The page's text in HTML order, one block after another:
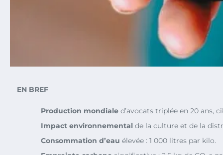
EN BREF
Production mondiale d’avocats triplée en 20 ans,
Impact environnemental de la culture et de la
Consommation d’eau élevée : 1 000 litres par kilo.